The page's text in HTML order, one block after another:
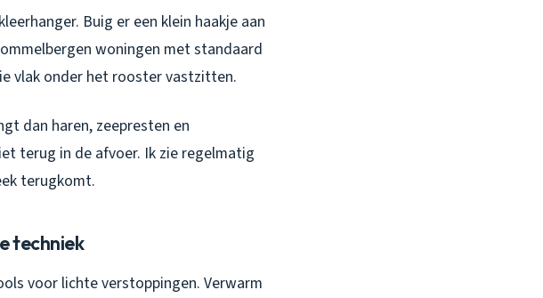
Buig er een klein haakje aan
woningen met standaard
vlak onder het rooster vastzitten.
dan haren, zeepresten en
terug in de afvoer. Ik zie regelmatig
terugkomt.
techniek
voor lichte verstoppingen. Verwarm